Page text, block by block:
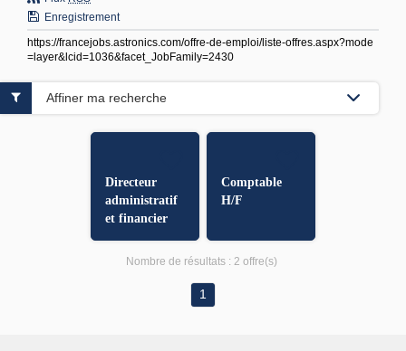
Enregistrement
https://francejobs.astronics.com/offre-de-emploi/liste-offres.aspx?mode
=layer&lcid=1036&facet_JobFamily=2430
Directeur
administratif
et financier
Comptable
H/F
Affiner ma recherche
Nombre de résultats : 2 offre(s)
1